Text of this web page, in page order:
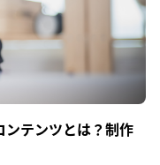
テンツとは？制作